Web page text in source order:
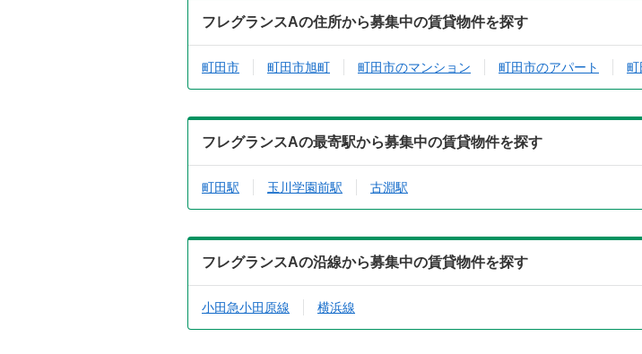
フレグランスAの住所から募集中の賃貸物件を探す
町田市 町田市旭町 町田市のマンション 町田市のアパート 町
フレグランスAの最寄駅から募集中の賃貸物件を探す
町田駅 玉川学園前駅 古淵駅
フレグランスAの沿線から募集中の賃貸物件を探す
小田急小田原線 横浜線